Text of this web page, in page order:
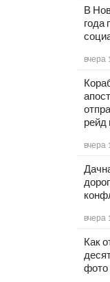
В
года
вчера
рейд
вчера
вчера
Как
фото